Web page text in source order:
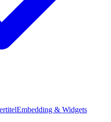
Embedding & Widgets